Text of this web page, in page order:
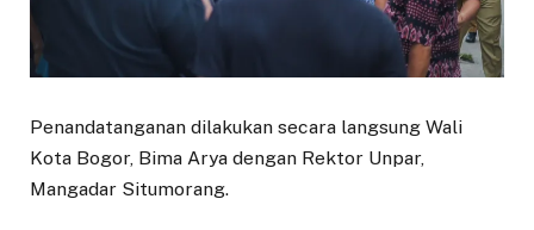
Penandatanganan dilakukan secara langsung Wali
Kota Bogor, Bima Arya dengan Rektor Unpar,
Mangadar Situmorang.